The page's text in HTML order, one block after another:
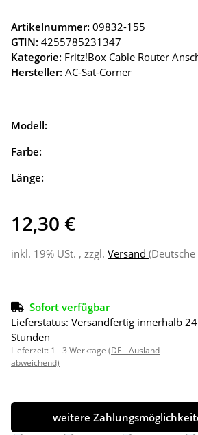
Artikelnummer: 09832-155
GTIN: 4255785231347
Kategorie: Fritz!Box Cable Router
Hersteller: AC-Sat-Corner
Modell:
Farbe:
Länge:
12,30 €
inkl. 19% USt. , zzgl. Versand
Sofort verfügbar
Lieferstatus: Versandfertig innerhalb 24
Stunden
Lieferzeit: 1 - 3 Werktage (DE - Ausland
abweichend)
weitere